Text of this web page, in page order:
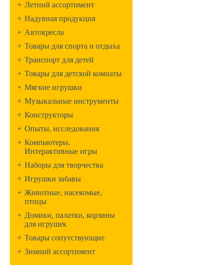
+ Летний ассортимент
+ Надувная продукция
+ Автокресла
+ Товары для спорта и отдыха
+ Транспорт для детей
+ Товары для детской комнаты
+ Мягкие игрушки
+ Музыкальные инструменты
+ Конструкторы
+ Опыты, исследования
+ Компьютеры.
Интерактивные игры
+ Наборы для творчества
+ Игрушки забавы
+ Животные, насекомые,
птицы
+ Домики, палатки, корзины
для игрушек
+ Товары сопутствующие
+ Зимний ассортимент